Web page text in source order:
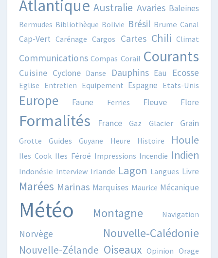
Atlantique Australie Avaries Baleines
Bermudes Bibliothèque Bolivie Brésil Brume Canal
Cap-Vert Carénage Cargos Cartes Chili Climat
Communications Compas Corail Courants
Cuisine Cyclone Danse Dauphins Eau Ecosse
Eglise Entretien Equipement Espagne Etats-Unis
Europe Faune Ferries Fleuve Flore
Formalités France Gaz Glacier Grain
Grotte Guides Guyane Heure Histoire Houle
Iles Cook Iles Féroé Impressions Incendie Indien
Indonésie Interview Irlande Lagon Langues Livre
Marées Marinas Marquises Maurice Mécanique
Météo Montagne Navigation
Norvège Nouvelle-Calédonie
Nouvelle-Zélande Oiseaux Opinion Orage